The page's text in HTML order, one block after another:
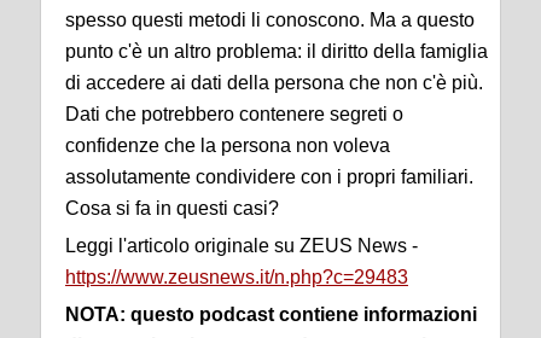
spesso questi metodi li conoscono. Ma a questo
punto c'è un altro problema: il diritto della famiglia
di accedere ai dati della persona che non c'è più.
Dati che potrebbero contenere segreti o
confidenze che la persona non voleva
assolutamente condividere con i propri familiari.
Cosa si fa in questi casi?
Leggi l'articolo originale su ZEUS News -
https://www.zeusnews.it/n.php?c=29483
NOTA: questo podcast contiene informazioni